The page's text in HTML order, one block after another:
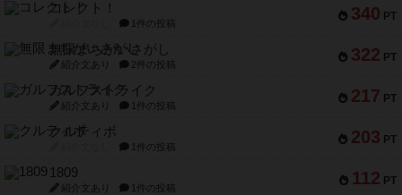
340 PT
コレクト！
1件の投稿
322 PT
無限まちがいさがし
紹介文あり 2件の投稿
217 PT
ガルフストライク
紹介文あり 1件の投稿
203 PT
クルティボ
1件の投稿
112 PT
1809
紹介文あり 1件の投稿